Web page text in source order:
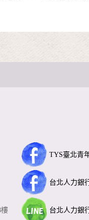
TYS臺北青
台北人力銀
台北人力銀